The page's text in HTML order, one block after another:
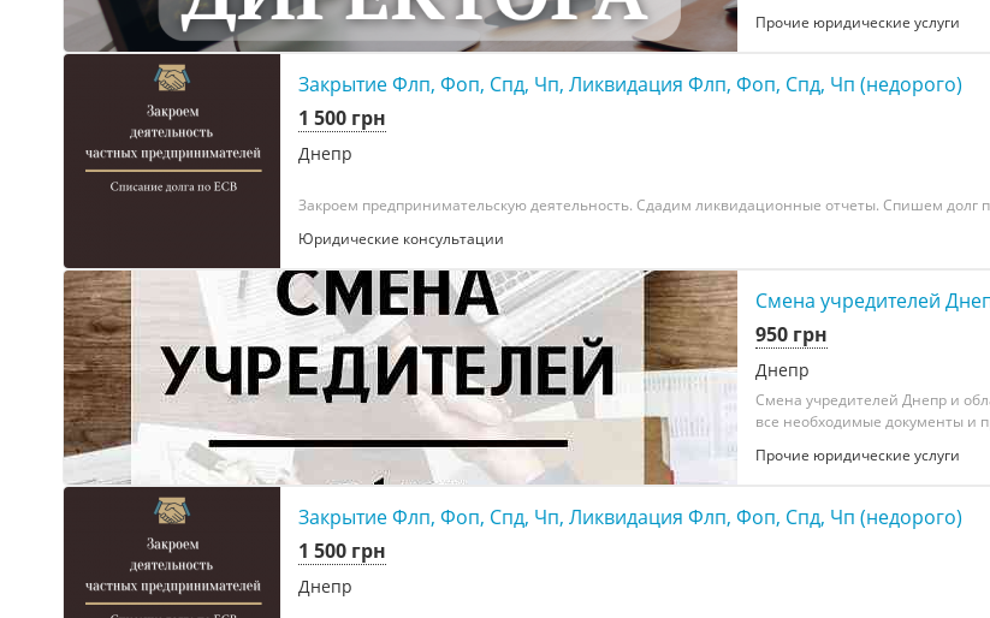
Прочие юридические услуги
Закрытие Флп, Фоп, Спд, Чп, Ликвидация Флп, Фоп, Спд, Чп (недорого)
1 500 грн
Днепр
Закроем предпринимательскую деятельность. Сдадим ликвидационные отчеты. Спишем долг
Юридические консультации
Смена учредителей
950 грн
Днепр
Смена учредителей Днепр и
все необходимые документы и
Прочие юридические услуги
Закрытие Флп, Фоп, Спд, Чп, Ликвидация Флп, Фоп, Спд, Чп (недорого)
1 500 грн
Днепр